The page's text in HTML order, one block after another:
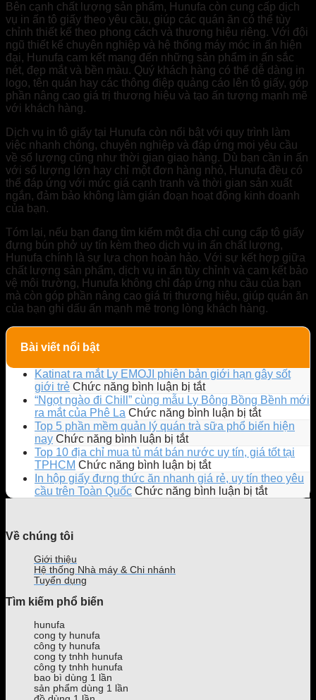
Bên cạnh chất lượng sản phẩm, Hunufa còn cung cấp dịch
vụ in ấn tô giấy theo yêu cầu, giúp các quán ăn có thể tùy
chỉnh thiết kế theo phong cách và thương hiệu riêng. Với đội
ngũ thiết kế chuyên nghiệp và hệ thống máy móc in ấn hiện
đại, Hunufa cam kết mang đến những sản phẩm in ấn sắc
nét, đẹp mắt và bền màu. Quý khách hàng có thể dễ dàng in
logo, tên quán hay các thông điệp quảng cáo lên tô giấy, góp
phần nâng cao giá trị thương hiệu và tạo ấn tượng mạnh mẽ
với khách hàng.
Dịch vụ in tô giấy tại Hunufa còn nổi bật với quy trình làm
việc nhanh chóng, chuyên nghiệp và đáp ứng mọi yêu cầu
về số lượng cũng như thời gian giao hàng. Dù bạn cần in ấn
với số lượng lớn hay chỉ một đơn hàng nhỏ, Hunufa đều có
thể đáp ứng với mức giá cạnh tranh và thời gian sản xuất
ngắn, đảm bảo không làm gián đoạn hoạt động kinh doanh
của bạn.
Tóm lại, nếu bạn đang tìm kiếm một địa chỉ cung cấp tô giấy
đựng bún phở uy tín kèm theo dịch vụ in ấn chất lượng,
Hunufa chính là sự lựa chọn hoàn hảo. Với sự kết hợp giữa
chất lượng sản phẩm, dịch vụ in ấn tùy chỉnh và cam kết bảo
vệ môi trường, Hunufa không chỉ đáp ứng nhu cầu của bạn
mà còn góp phần nâng cao giá trị thương hiệu, giúp quán ăn
của bạn ghi dấu ấn mạnh mẽ trong lòng khách hàng.
Bài viết nổi bật
Katinat ra mắt Ly EMOJI phiên bản giới hạn gây sốt
giới trẻ Chức năng bình luận bị tắtở
Katinat
ra
mắt
EMOJI
phiên
bản
giới
hạn
“Ngọt ngào đi Chill” cùng mẫu Ly Bông Bồng Bềnh mới
ra mắt của Phê La Chức năng bình luận bị tắtở
“Ngọt
đi
cùng
mẫu
Ly
Top 5 phần mềm quản lý quán trà sữa phổ biến hiện
nay Chức năng bình luận bị tắtở
Top
5
phần
mềm
quản
Top 10 địa chỉ mua tủ mát bán nước uy tín, giá tốt tại
TPHCM Chức năng bình luận bị tắtở
Top
10
In hộp giấy đựng thức ăn nhanh giá rẻ, uy tín theo yêu
cầu trên Toàn Quốc Chức năng bình luận bị tắtở
Về chúng tôi
Giới thiệu
Hệ thống Nhà máy & Chi nhánh
Tuyển dụng
Tìm kiếm phổ biến
hunufa
cong ty hunufa
công ty hunufa
cong ty tnhh hunufa
công ty tnhh hunufa
bao bì dùng 1 lần
sản phẩm dùng 1 lần